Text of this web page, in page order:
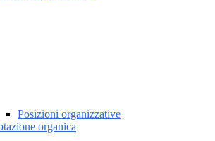
Posizioni organizzative
organica